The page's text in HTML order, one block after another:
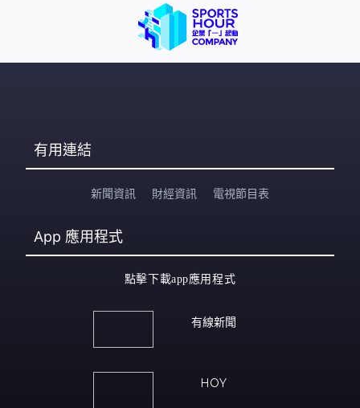
有用連結
新聞資訊 財經資訊 電視節目表
App 應用程式
點擊下載app應用程式
有線新聞
HOY